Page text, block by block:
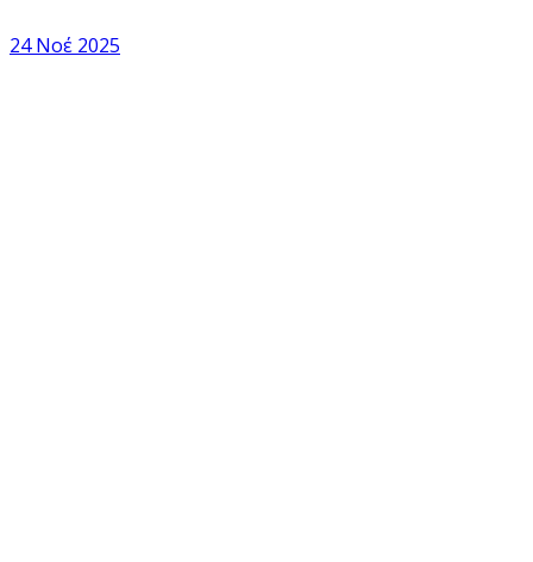
24 Νοέ 2025